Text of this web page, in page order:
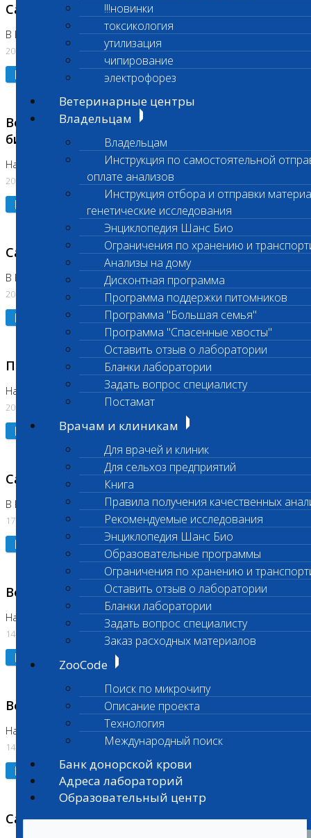
!!!новинки
токсикология
утилизация
чипирование
электрофорез
Ветеринарные центры
Владельцам
Владельцам
Инструкция по самостоятельной
оплате анализов
Инструкция отбора и отправки
генетические исследования
Энциклопедия Шанс Био
Ограничения по хранению и
Анализы на дому
Дисконтная программа
Программа поддержки питомников
Программа "Большая семья"
Программа "Спасенные хвосты"
Оставить отзыв о лаборатории
Бланки лаборатории
Задать вопрос специалисту
Постамат
Врачам и клиникам
Для врачей и клиник
Для сельхоз предприятий
Книга
Правила получения качественных
Рекомендуемые исследования
Энциклопедия Шанс Био
Образовательные программы
Ограничения по хранению и
Оставить отзыв о лаборатории
Бланки лаборатории
Задать вопрос специалисту
Заказ расходных материалов
ZooCode
Поиск по микрочипу
Описание проекта
Технология
Международный поиск
Банк донорской крови
Адреса лабораторий
Образовательный центр
Санитарный день
В Бутово 21.07.2026
20.07.2026
Подробнее
Возобновлено выполнение срочных
биохимических исследований
На Нагорной
20.07.2026
Подробнее
Санитарный день
В Коломне 20.07.2026
20.07.2026
Подробнее
Приостановлено выполнение исследования
На Нагорной
20.07.2026
Подробнее
Санитарный день
В Бутово
17.07.2026
Подробнее
Возобновлено выполнение исследования
На Нагорной (Код 961, 962)
14.07.2026
Подробнее
Возобновлено выполнение исследования
На Нагорной (Код 157)
14.07.2026
Подробнее
Санитарный день